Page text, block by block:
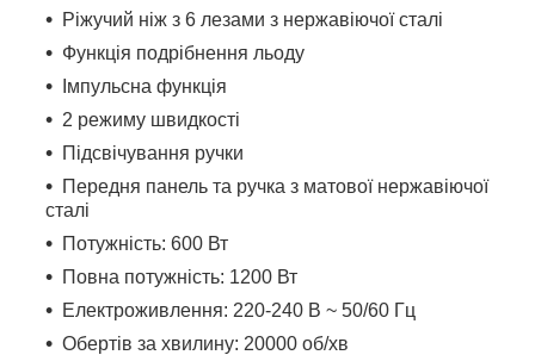
Ріжучий ніж з 6 лезами з нержавіючої сталі
Функція подрібнення льоду
Імпульсна функція
2 режиму швидкості
Підсвічування ручки
Передня панель та ручка з матової нержавіючої
сталі
Потужність: 600 Вт
Повна потужність: 1200 Вт
Електроживлення: 220-240 В ~ 50/60 Гц
Обертів за хвилину: 20000 об/хв